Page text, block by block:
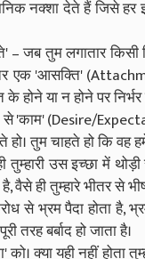
नक्शा देते हैं जिसे
जब तुम लगातार किसी
एक 'आसक्ति'
होने या न होने पर निर्भर
'काम' (Desire/
तुम चाहते हो कि वह
उस इच्छा में
है, वैसे ही तुम्हारे भीतर
भ्रम पैदा होता है,
तरह बर्बाद हो जाता है।
क्या यही नहीं